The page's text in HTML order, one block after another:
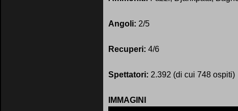
Angoli: 2/5
Recuperi: 4/6
Spettatori: 2.392 (di cui 748 ospiti)
IMMAGINI